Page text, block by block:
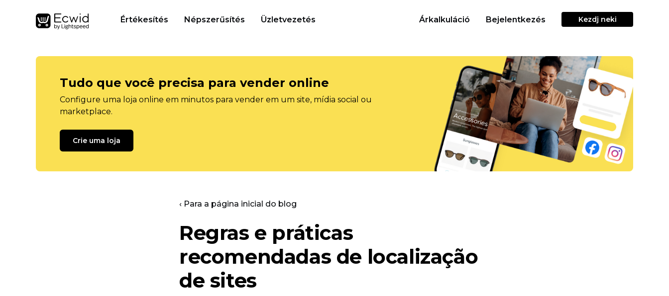
Értékesítés Népszerűsítés Üzletvezetés Árkalkuláció Bejelentkezés Kezdj neki
Tudo que você precisa para vender online
Configure uma loja online em minutos para vender em um site, mídia social ou
marketplace.
Crie uma loja
‹ Para a página inicial do blog
Regras e práticas
recomendadas de localização
de sites